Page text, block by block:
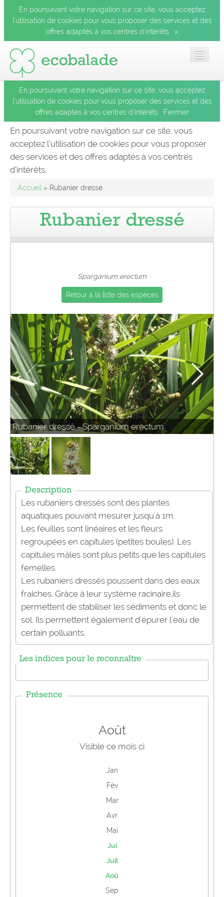
En poursuivant votre navigation sur ce site, vous acceptez
l’utilisation de cookies pour vous proposer des services et des
offres adaptés à vos centres d’intérêts.
x
Accueil
Les balades
Les espèces
Le blog
Pro
En poursuivant votre navigation sur ce site, vous acceptez
l’utilisation de cookies pour vous proposer des services et des
offres adaptés à vos centres d’intérêts.
Fermer
En poursuivant votre navigation sur ce site, vous
acceptez l’utilisation de cookies pour vous proposer
des services et des offres adaptés à vos centres
d’intérêts.
Accueil » Rubanier dressé
Rubanier dressé
Sparganium erectum
Retour à la liste des espèces
Rubanier dressé - Sparganium erectum
Description
Les rubaniers dressés sont des plantes
aquatiques pouvant mesurer jusqu'à 1m.
Les feuilles sont linéaires et les fleurs
regroupées en capitules (petites boules). Les
capitules mâles sont plus petits que les capitules
femelles.
Les rubaniers dressés poussent dans des eaux
fraiches. Grâce à leur système racinaire,ils
permettent de stabiliser les sédiments et donc le
sol. Ils permettent également d'épurer l'eau de
certain polluants.
Les indices pour le reconnaître
Présence
Août
Visible ce mois ci
Jan
Fév
Mar
Avr
Mai
Jui
Juil
Aoû
Sep